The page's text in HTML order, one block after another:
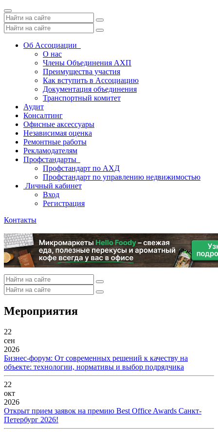
Toggle
navigation
Об Ассоциации
О нас
Члены Объединения АХП
Преимущества участия
Как вступить в Ассоциацию
Документация объединения
Транспортный комитет
Аудит
Консалтинг
Офисные аксессуары
Независимая оценка
Ремонтные работы
Рекламодателям
Профстандарты
Профстандарт по АХД
Профстандарт по управлению недвижимостью
Личный кабинет
Вход
Регистрация
Контакты
Мероприятия
22
сен
2026
Бизнес-форум: От современных решений к качеству на
объекте: технологии, нормативы и выбор подрядчика
22
окт
2026
Открыт прием заявок на премию Best Office Awards Санкт-
Петербург 2026!